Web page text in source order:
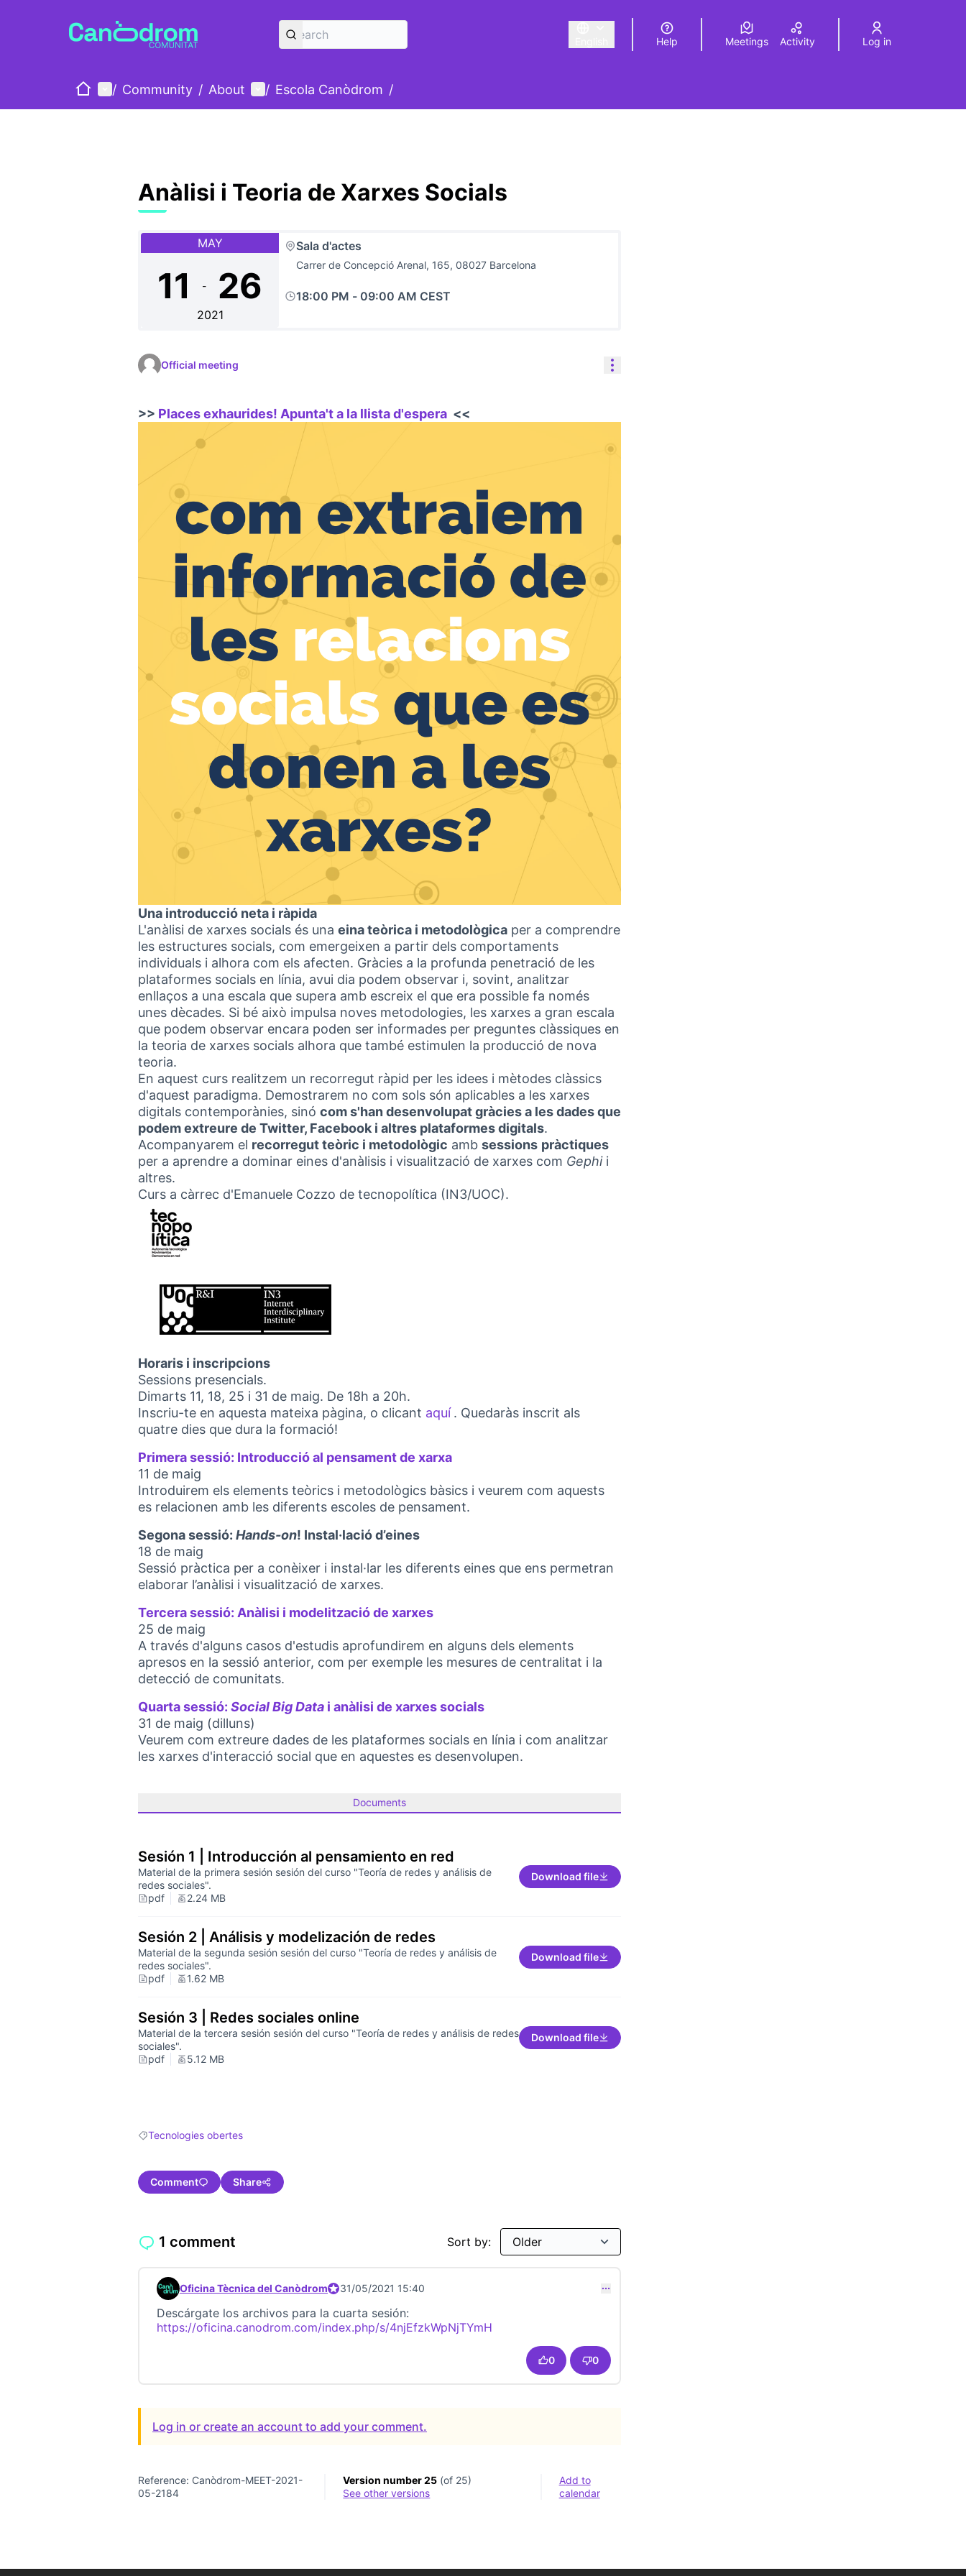
Triar la llengua Elegir el idiomaChoose language
Help Meetings Activity Log in
HomeMain menu
/ Community / About User menu
/ Escola Canòdrom /
Anàlisi i Teoria de Xarxes Socials
MAY
11 - 26
2021
Sala d'actes
Carrer de Concepció Arenal, 165, 08027 Barcelona
18:00 PM - 09:00 AM CEST
Official meeting Resource controls
>> Places exhaurides! Apunta't a la llista d'espera
(Opens in new tab)
<<
Una introducció neta i ràpida
L'anàlisi de xarxes socials és una eina teòrica i metodològica per a comprendre
les estructures socials, com emergeixen a partir dels comportaments
individuals i alhora com els afecten. Gràcies a la profunda penetració de les
plataformes socials en línia, avui dia podem observar i, sovint, analitzar
enllaços a una escala que supera amb escreix el que era possible fa només
unes dècades. Si bé això impulsa noves metodologies, les xarxes a gran escala
que podem observar encara poden ser informades per preguntes clàssiques en
la teoria de xarxes socials alhora que també estimulen la producció de nova
teoria.
En aquest curs realitzem un recorregut ràpid per les idees i mètodes clàssics
d'aquest paradigma. Demostrarem no com sols són aplicables a les xarxes
digitals contemporànies, sinó com s'han desenvolupat gràcies a les dades que
podem extreure de Twitter, Facebook i altres plataformes digitals.
Acompanyarem el recorregut teòric i metodològic amb sessions pràctiques
per a aprendre a dominar eines d'anàlisis i visualització de xarxes com Gephii
altres.
Curs a càrrec d'Emanuele Cozzo de tecnopolítica (IN3/UOC).
Horaris i inscripcions
Sessions presencials.
Dimarts 11, 18, 25 i 31 de maig. De 18h a 20h.
Inscriu-te en aquesta mateixa pàgina, o clicant aquí . Quedaràs inscrit als
quatre dies que dura la formació!
Primera sessió: Introducció al pensament de xarxa
11 de maig
Introduirem els elements teòrics i metodològics bàsics i veurem com aquests
es relacionen amb les diferents escoles de pensament.
Segona sessió: Hands-on! Instal·lació d’eines
18 de maig
Sessió pràctica per a conèixer i instal·lar les diferents eines que ens permetran
elaborar l’anàlisi i visualització de xarxes.
Tercera sessió: Anàlisi i modelització de xarxes
25 de maig
A través d'alguns casos d'estudis aprofundirem en alguns dels elements
apresos en la sessió anterior, com per exemple les mesures de centralitat i la
detecció de comunitats.
Quarta sessió: Social Big Data i anàlisi de xarxes socials
31 de maig (dilluns)
Veurem com extreure dades de les plataformes socials en línia i com analitzar
les xarxes d'interacció social que en aquestes es desenvolupen.
Documents
Sesión 1 | Introducción al pensamiento en red
Material de la primera sesión sesión del curso "Teoría de redes y análisis de
redes sociales".
pdf
2.24 MB
Download file
Sesión 2 | Análisis y modelización de redes
Material de la segunda sesión sesión del curso "Teoría de redes y análisis de
redes sociales".
pdf
1.62 MB
Download file
Sesión 3 | Redes sociales online
Material de la tercera sesión sesión del curso "Teoría de redes y análisis de redes
sociales".
pdf
5.12 MB
Download file
Filter results for: Tecnologies obertes
Tecnologies obertes
Comment Share
1 comment Sort by:
Comment 22651
Oficina Tècnica del CanòdromOfficial participant
31/05/2021 15:40
Descárgate los archivos para la cuarta sesión:
https://oficina.canodrom.com/index.php/s/4njEfzkWpNjTYmH
0 0
Log in or create an account to add your comment.
Reference: Canòdrom-MEET-2021-
05-2184
Version number 25 (of 25)
see other versions
Add to
calendar